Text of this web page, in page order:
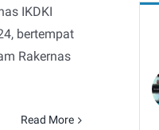
IKDKI
bertempat
Rakernas
Read More